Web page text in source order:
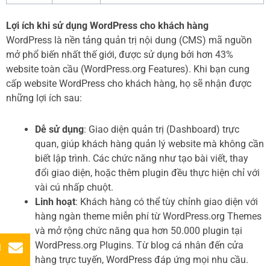
Lợi ích khi sử dụng WordPress cho khách hàng
WordPress là nền tảng quản trị nội dung (CMS) mã nguồn
mở phổ biến nhất thế giới, được sử dụng bởi hơn 43%
website toàn cầu (WordPress.org Features). Khi bạn cung
cấp website WordPress cho khách hàng, họ sẽ nhận được
những lợi ích sau:
Dễ sử dụng: Giao diện quản trị (Dashboard) trực
quan, giúp khách hàng quản lý website mà không cần
biết lập trình. Các chức năng như tạo bài viết, thay
đổi giao diện, hoặc thêm plugin đều thực hiện chỉ với
vài cú nhấp chuột.
Linh hoạt: Khách hàng có thể tùy chỉnh giao diện với
hàng ngàn theme miễn phí từ WordPress.org Themes
và mở rộng chức năng qua hơn 50.000 plugin tại
WordPress.org Plugins. Từ blog cá nhân đến cửa
hàng trực tuyến, WordPress đáp ứng mọi nhu cầu.